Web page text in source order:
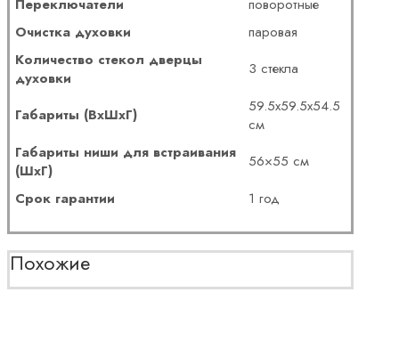
Переключатели
поворотные
Очистка духовки
паровая
Количество стекол дверцы
духовки
3 стекла
Габариты (ВхШхГ)
59.5х59.5х54.5
см
Габариты ниши для встраивания
(ШхГ)
56×55 см
Срок гарантии
1 год
Похожие